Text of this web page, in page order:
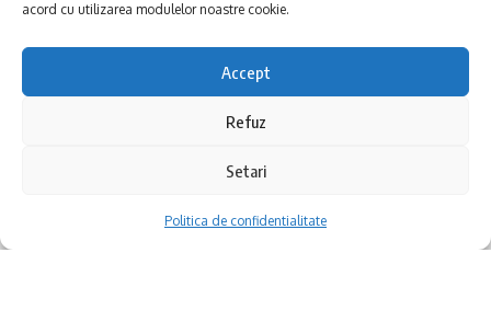
acord cu utilizarea modulelor noastre cookie.
Accept
Refuz
Setari
Politica de confidentialitate
Explorăm valorile locale:
lacuri, cele mai vechi orașe,
multe etnii, CELE MAI
Actualitate
Dobrogea PE BUNE
Istorie și civilizaţie